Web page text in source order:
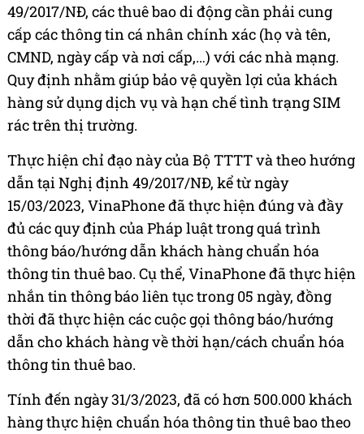
49/2017/NĐ, các thuê bao di động cần phải cung
cấp các thông tin cá nhân chính xác (họ và tên,
CMND, ngày cấp và nơi cấp,…) với các nhà mạng.
Quy định nhằm giúp bảo vệ quyền lợi của khách
hàng sử dụng dịch vụ và hạn chế tình trạng SIM
rác trên thị trường.
Thực hiện chỉ đạo này của Bộ TTTT và theo hướng
dẫn tại Nghị định 49/2017/NĐ, kể từ ngày
15/03/2023, VinaPhone đã thực hiện đúng và đầy
đủ các quy định của Pháp luật trong quá trình
thông báo/hướng dẫn khách hàng chuẩn hóa
thông tin thuê bao. Cụ thể, VinaPhone đã thực hiện
nhắn tin thông báo liên tục trong 05 ngày, đồng
thời đã thực hiện các cuộc gọi thông báo/hướng
dẫn cho khách hàng về thời hạn/cách chuẩn hóa
thông tin thuê bao.
Tính đến ngày 31/3/2023, đã có hơn 500.000 khách
hàng thực hiện chuẩn hóa thông tin thuê bao theo